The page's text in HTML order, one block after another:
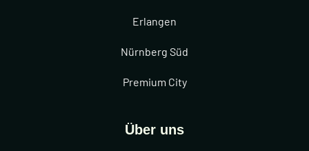
Erlangen
Nürnberg Süd
Premium City
Über uns